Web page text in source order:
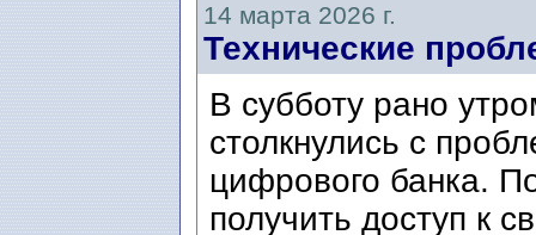
14 марта 2026 г.
Технические
В субботу рано
столкнулись с
цифрового банка.
получить доступ к